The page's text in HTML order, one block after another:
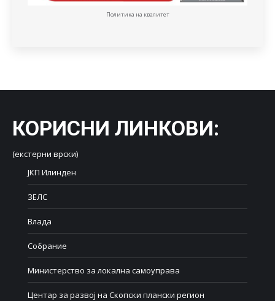
Политика на квалитет
КОРИСНИ ЛИНКОВИ:
(екстерни врски)
ЈКП Илинден
ЗЕЛС
Влада
Собрание
Министерство за локална самоуправа
Центар за развој на Скопски плански регион